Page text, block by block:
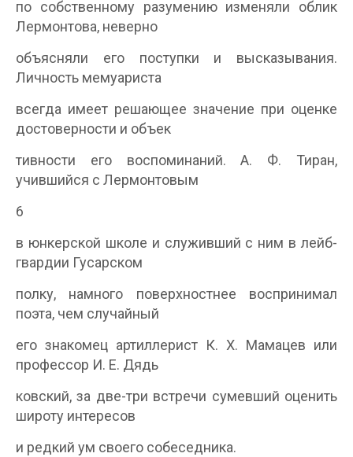
по собственному разумению изменяли облик
Лермонтова, неверно
объясняли его поступки и высказывания.
Личность мемуариста
всегда имеет решающее значение при оценке
достоверности и объек­
тивности его воспоминаний. А. Ф. Тиран,
учившийся с Лермонтовым
6
в юнкерской школе и служивший с ним в лейб-
гвардии Гусарском
полку, намного поверхностнее воспринимал
поэта, чем случайный
его знакомец артиллерист К. X. Мамацев или
профессор И. Е. Дядь­
ковский, за две-три встречи сумевший оценить
широту интересов
и редкий ум своего собеседника.